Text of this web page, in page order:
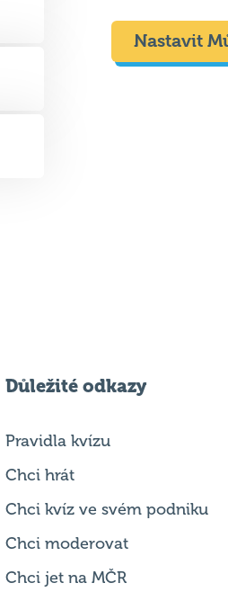
Nastavit
Důležité odkazy
Pravidla kvízu
Chci hrát
Chci kvíz ve svém podniku
Chci moderovat
Chci jet na MČR